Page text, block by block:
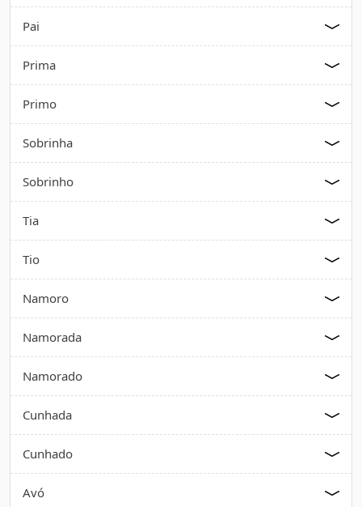
Pai
Prima
Primo
Sobrinha
Sobrinho
Tia
Tio
Namoro
Namorada
Namorado
Cunhada
Cunhado
Avó